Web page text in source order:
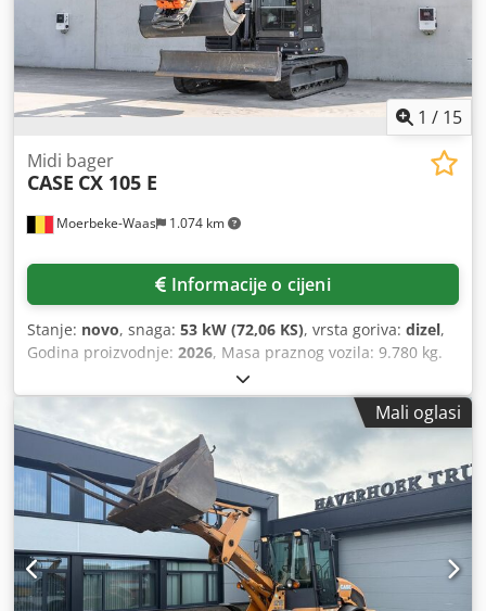
1 / 15
Moerbeke-Waas 1.074 km
Midi bager
CASE CX 105 E
Informacije o cijeni
Stanje: novo, snaga: 53 kW (72,06 KS), vrsta goriva: dizel,
Godina proizvodnje: 2026, Masa praznog vozila: 9.780 kg.
Dcedpfx Alszrrw Ao Iok Za dodatne informacije obratite se
odjelu prodaje tvrtke KEY-TEC.
Mali oglasi